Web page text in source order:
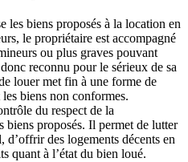
les biens proposés à la location en
le propriétaire est accompagné
ou plus graves pouvant
reconnu pour le sérieux de sa
louer met fin à une forme de
biens non conformes.
du respect de la
biens proposés. Il permet de lutter
d’offrir des logements décents en
quant à l’état du bien loué.